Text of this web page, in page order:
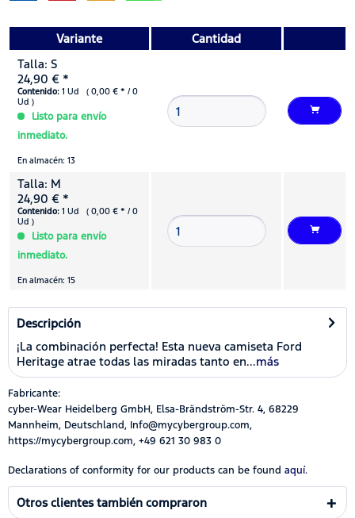
Variante
Cantidad
Talla: S
24,90 € *
Contenido: 1 Ud ( 0,00 € * / 0
Ud )
Listo para envío
inmediato.
En almacén: 13
Talla: M
24,90 € *
Contenido: 1 Ud ( 0,00 € * / 0
Ud )
Listo para envío
inmediato.
En almacén: 15
Descripción
¡La combinación perfecta! Esta nueva camiseta Ford
Heritage atrae todas las miradas tanto en...más
Fabricante:
cyber-Wear Heidelberg GmbH, Elsa-Brändström-Str. 4, 68229
Mannheim, Deutschland, Info@mycybergroup.com,
https://mycybergroup.com, +49 621 30 983 0
Declarations of conformity for our products can be found aquí.
Otros clientes también compraron